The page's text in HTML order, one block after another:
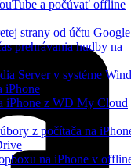
a počúvať offline
strany od účtu Google
prehrávania hudby na
Server v systéme
iPhone
iPhone z WD My Cloud
z počítača na
na iPhone v